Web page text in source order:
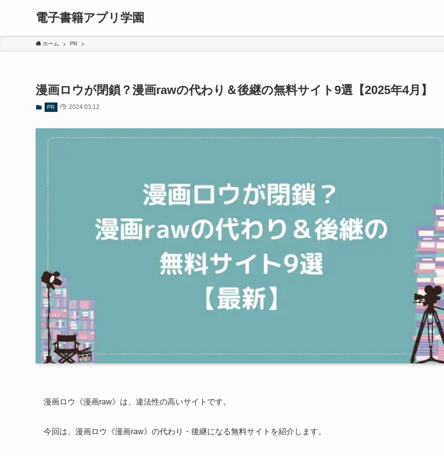
電子書籍アプリ学園
ホーム PR
漫画ロウが閉鎖？漫画rawの代わり＆後継の無料サイト9選【2025年4月】
PR 2024.03.12
漫画ロウ《漫画raw》は、違法性の高いサイトです。
今回は、漫画ロウ《漫画raw》の代わり・後継になる無料サイトを紹介します。